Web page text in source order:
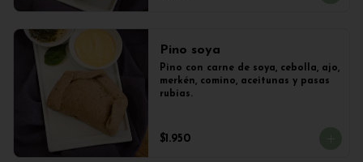
Pino soya
Pino con carne de soya, cebolla, ajo,
merkén, comino, aceitunas y pasas
rubias.
$1.950